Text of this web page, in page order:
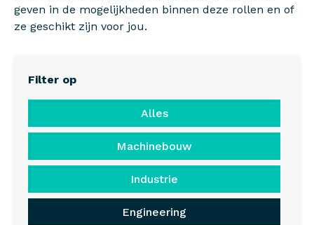
geven in de mogelijkheden binnen deze rollen en of
ze geschikt zijn voor jou.
Filter op
Alles
Machinebouw
Industrie
Engineering